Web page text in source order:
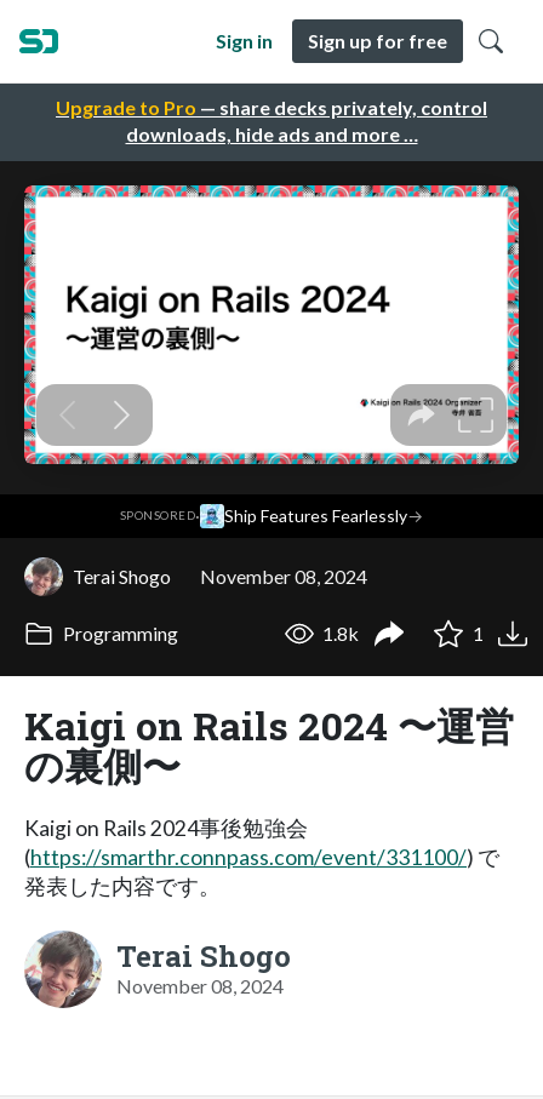
Upgrade to Pro — share decks privately, control
downloads, hide ads and more …
Sign in Sign up for free
SPONSORED· Ship Features Fearlessly→
Terai Shogo November 08, 2024
Programming 1.8k 1
Kaigi on Rails 2024 〜運営
の裏側〜
Kaigi on Rails 2024事後勉強会
(https://smarthr.connpass.com/event/331100/) で
発表した内容です。
Terai Shogo
November 08, 2024